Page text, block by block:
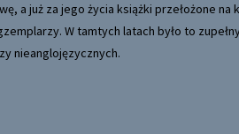
a już za jego życia książki przełożone
W tamtych latach było to
nieanglojęzycznych.